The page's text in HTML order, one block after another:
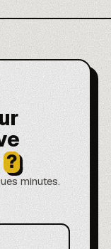
?
minutes.